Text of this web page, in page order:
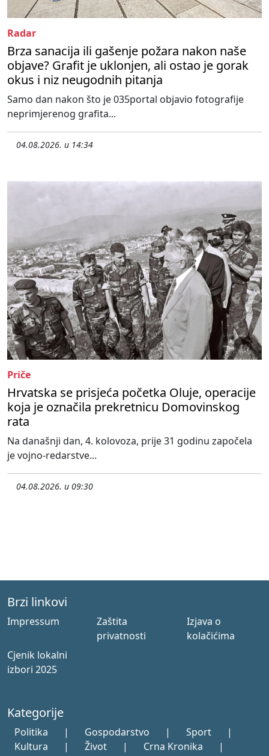
Radar
Brza sanacija ili gašenje požara nakon naše
objave? Grafit je uklonjen, ali ostao je gorak
okus i niz neugodnih pitanja
Samo dan nakon što je 035portal objavio fotografije
neprimjerenog grafita...
04.08.2026. u 14:34
Priče
Hrvatska se prisjeća početka Oluje, operacije
koja je označila prekretnicu Domovinskog
rata
Na današnji dan, 4. kolovoza, prije 31 godinu započela
je vojno-redarstve...
04.08.2026. u 09:30
Brzi linkovi
Impressum
Zaštita
privatnosti
Izjava o
kolačićima
Cjenik lokalni
izbori 2025
Kategorije
Politika | Gospodarstvo | Sport
|
Kultura
| Život | Crna Kronika
|